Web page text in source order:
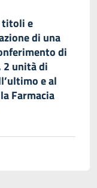
titoli e
di una
di
2 unità di
e al
Farmacia